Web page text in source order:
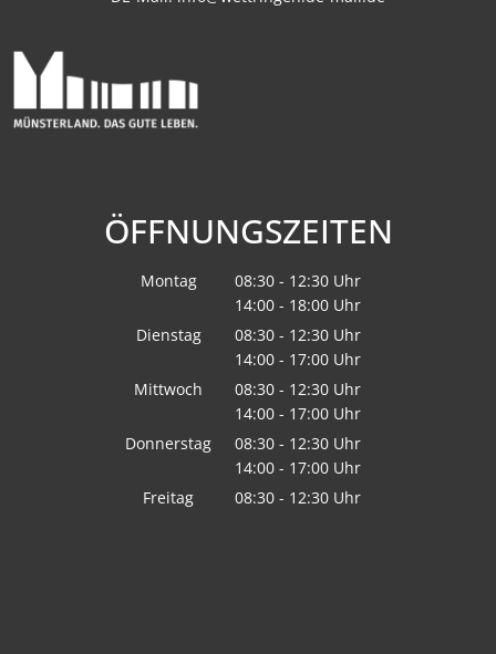
ÖFFNUNGSZEITEN
Montag 08:30 - 12:30 Uhr
Von 08:30 bis 12:30 Uhr
14:00 - 18:00 Uhr
Von 14:00 bis 18:00 Uhr
Dienstag 08:30 - 12:30 Uhr
Von 08:30 bis 12:30 Uhr
14:00 - 17:00 Uhr
Von 14:00 bis 17:00 Uhr
Mittwoch 08:30 - 12:30 Uhr
Von 08:30 bis 12:30 Uhr
14:00 - 17:00 Uhr
Von 14:00 bis 17:00 Uhr
Donnerstag 08:30 - 12:30 Uhr
Von 08:30 bis 12:30 Uhr
14:00 - 17:00 Uhr
Von 14:00 bis 17:00 Uhr
Freitag 08:30 - 12:30 Uhr